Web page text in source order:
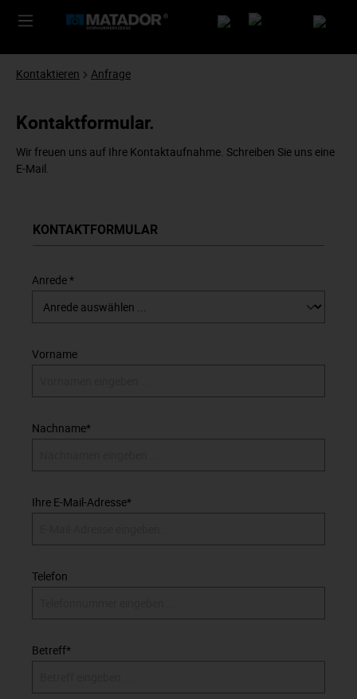
Kontaktieren Anfrage
Kontaktformular.
Wir freuen uns auf Ihre Kontaktaufnahme. Schreiben Sie uns eine
E-Mail.
KONTAKTFORMULAR
Anrede *
Vorname
Nachname*
Ihre E-Mail-Adresse*
Telefon
Betreff*